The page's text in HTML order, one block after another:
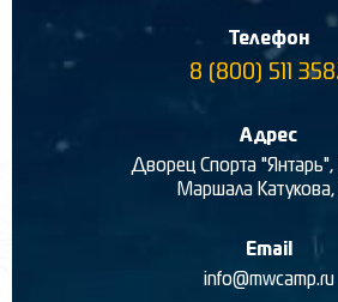
Телефон
8 (800) 511
Адрес
Дворец Спорта
Маршала Катукова,
Email
info@mwcamp.ru